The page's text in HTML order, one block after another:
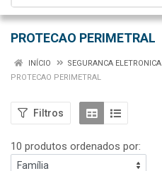
PROTECAO PERIMETRAL
INÍCIO
SEGURANCA ELETRONICA
PROTECAO PERIMETRAL
Filtros
10 produtos ordenados por: